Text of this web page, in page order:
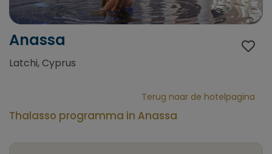
Anassa
Latchi, Cyprus
Terug naar de hotelpagina
Thalasso programma in Anassa